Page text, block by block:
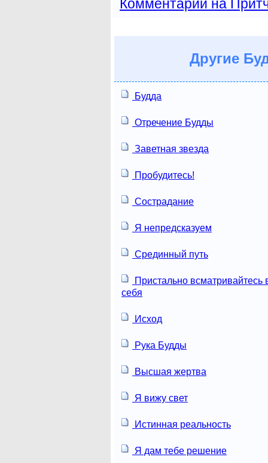
Комментарии на
Другие
Будда
Отречение Будды
Заветная звезда
Пробудитесь!
Сострадание
Я непредсказуем
Срединный путь
Пристально всматривайтесь
себя
Исход
Рука Будды
Высшая жертва
Я вижу свет
Истинная реальность
Я дам тебе решение